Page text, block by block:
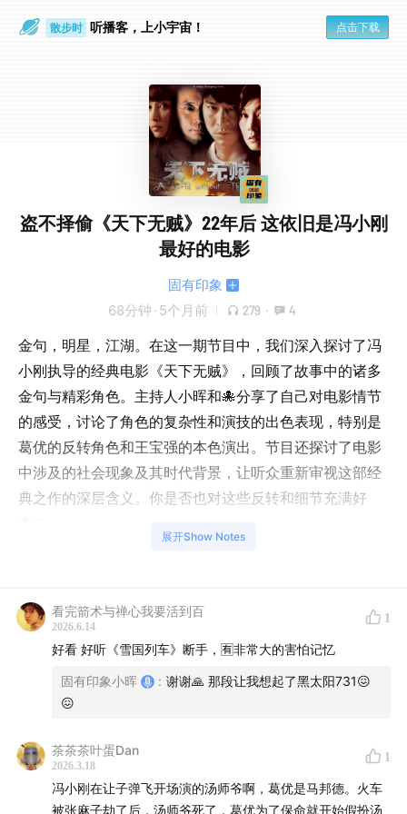
散步时 听播客，上小宇宙！ 点击下载
盗不择偷《天下无贼》22年后 这依旧是冯小刚
最好的电影
固有印象
68分钟 · 5个月前 279 · 4
金句，明星，江湖。在这一期节目中，我们深入探讨了冯
小刚执导的经典电影《天下无贼》，回顾了故事中的诸多
金句与精彩角色。主持人小晖和🐙分享了自己对电影情节
的感受，讨论了角色的复杂性和演技的出色表现，特别是
葛优的反转角色和王宝强的本色演出。节目还探讨了电影
中涉及的社会现象及其时代背景，让听众重新审视这部经
典之作的深层含义。你是否也对这些反转和细节充满好
00:05:40 :刘德华的演技魅力与角色复杂性
00:11:22:黑话、江湖与行业内的趣闻轶事
00:28:26:武打高手的较量
00:34:07:华仔角色的转变引发观众思考
展开Show Notes
看完箭术与禅心我要活到百
2026.6.14
1
好看 好听《雪国列车》断手，🈶非常大的害怕记忆
固有印象小晖 : 谢谢🙏 那段让我想起了黑太阳731😖
😖
茶茶茶叶蛋Dan
2026.3.18
1
冯小刚在让子弹飞开场演的汤师爷啊，葛优是马邦德。火车
被张麻子劫了后，汤师爷死了，葛优为了保命就开始假扮汤